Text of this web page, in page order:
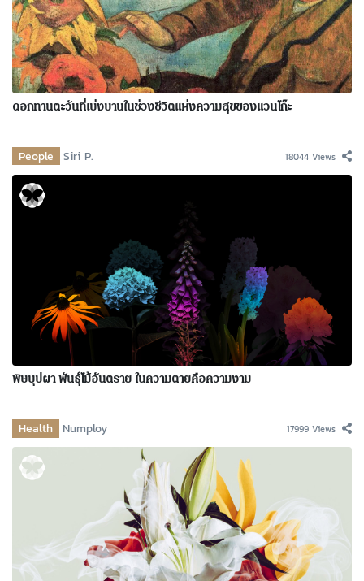
ดอกทานตะวันที่เบ่งบานในช่วงชีวิตแห่งความสุขของแวนโก๊ะ
People Siri P. 18044 Views
พิษบุปผา พันธุ์ไม้อันตราย ในความตายคือความงาม
Health Numploy 17999 Views